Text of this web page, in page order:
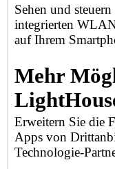
Sehen und
integrierten
auf Ihrem
Mehr
Erweitern Sie die
Apps von
Technologie-